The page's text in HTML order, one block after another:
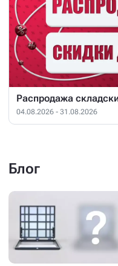
Распродажа
04.08.2026 - 31.08.2026
Блог